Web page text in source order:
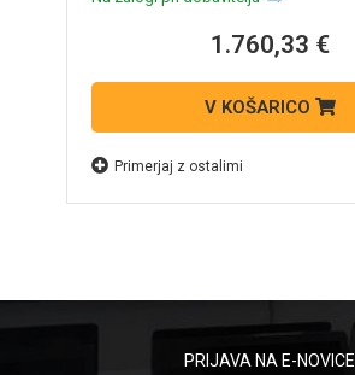
1.760,33 €
V KOŠARICO
Primerjaj z ostalimi
PRIJAVA NA E-NOVICE